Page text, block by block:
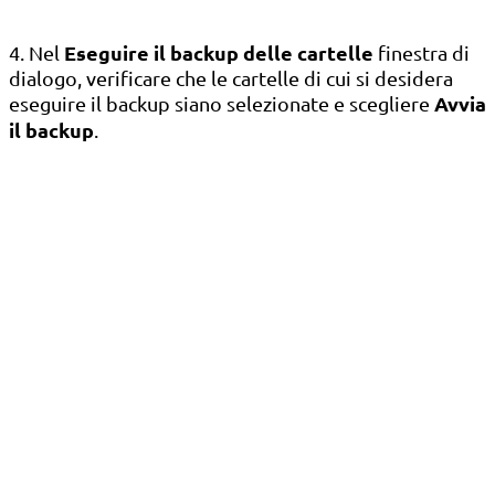
4. Nel Eseguire il backup delle cartelle finestra di
dialogo, verificare che le cartelle di cui si desidera
eseguire il backup siano selezionate e scegliere Avvia
il backup